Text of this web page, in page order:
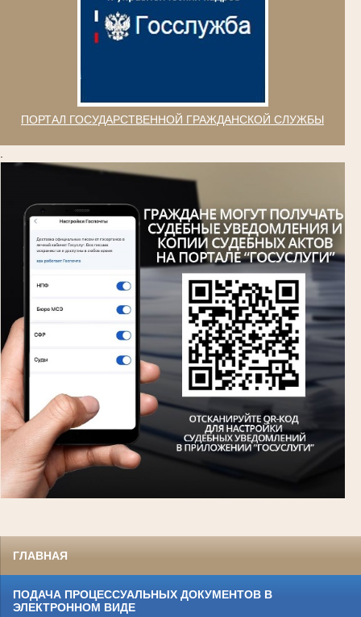
ПОРТАЛ ГОСУДАРСТВЕННОЙ ГРАЖДАНСКОЙ СЛУЖБЫ
ГЛАВНАЯ
ПОДАЧА ПРОЦЕССУАЛЬНЫХ ДОКУМЕНТОВ В
ЭЛЕКТРОННОМ ВИДЕ